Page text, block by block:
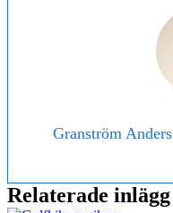
Granström Anders
Relaterade inlägg